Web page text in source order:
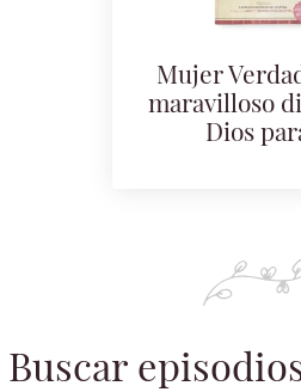
Mujer
maravilloso
Dios
Buscar